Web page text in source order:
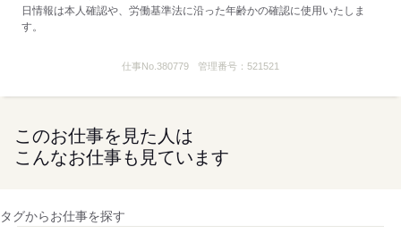
日情報は本人確認や、労働基準法に沿った年齢かの確認に使用いたしま
す。
仕事No.380779 管理番号： 521521
このお仕事を見た人は
こんなお仕事も見ています
タグからお仕事を探す